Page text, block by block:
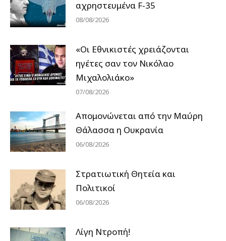
αχρηστευμένα F-35
08/08/2026
«Οι Εθνικιστές χρειάζονται
ηγέτες σαν τον Νικόλαο
Μιχαλολιάκο»
07/08/2026
Απομονώνεται από την Μαύρη
Θάλασσα η Ουκρανία
06/08/2026
Στρατιωτική Θητεία και
Πολιτικοί
06/08/2026
Λίγη Ντροπή!